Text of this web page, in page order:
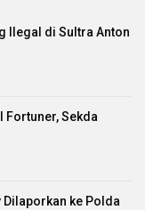
Ilegal di Sultra Anton
Fortuner, Sekda
Dilaporkan ke Polda